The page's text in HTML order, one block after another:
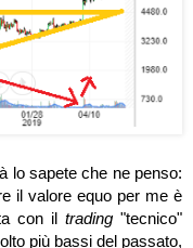
lo sapete che ne penso:
il valore equo per me è
con iltrading"tecnico"
più bassi del passato,